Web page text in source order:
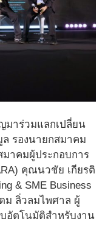
มาร่วมแลกเปลี่ยน
รองนายกสมาคม
าคมผู้ประกอบการ
คุณนวชัย เกียรติ
& SME Business
ม ลิ่วลมไพศาล ผู้
อัตโนมัติสำหรับงาน